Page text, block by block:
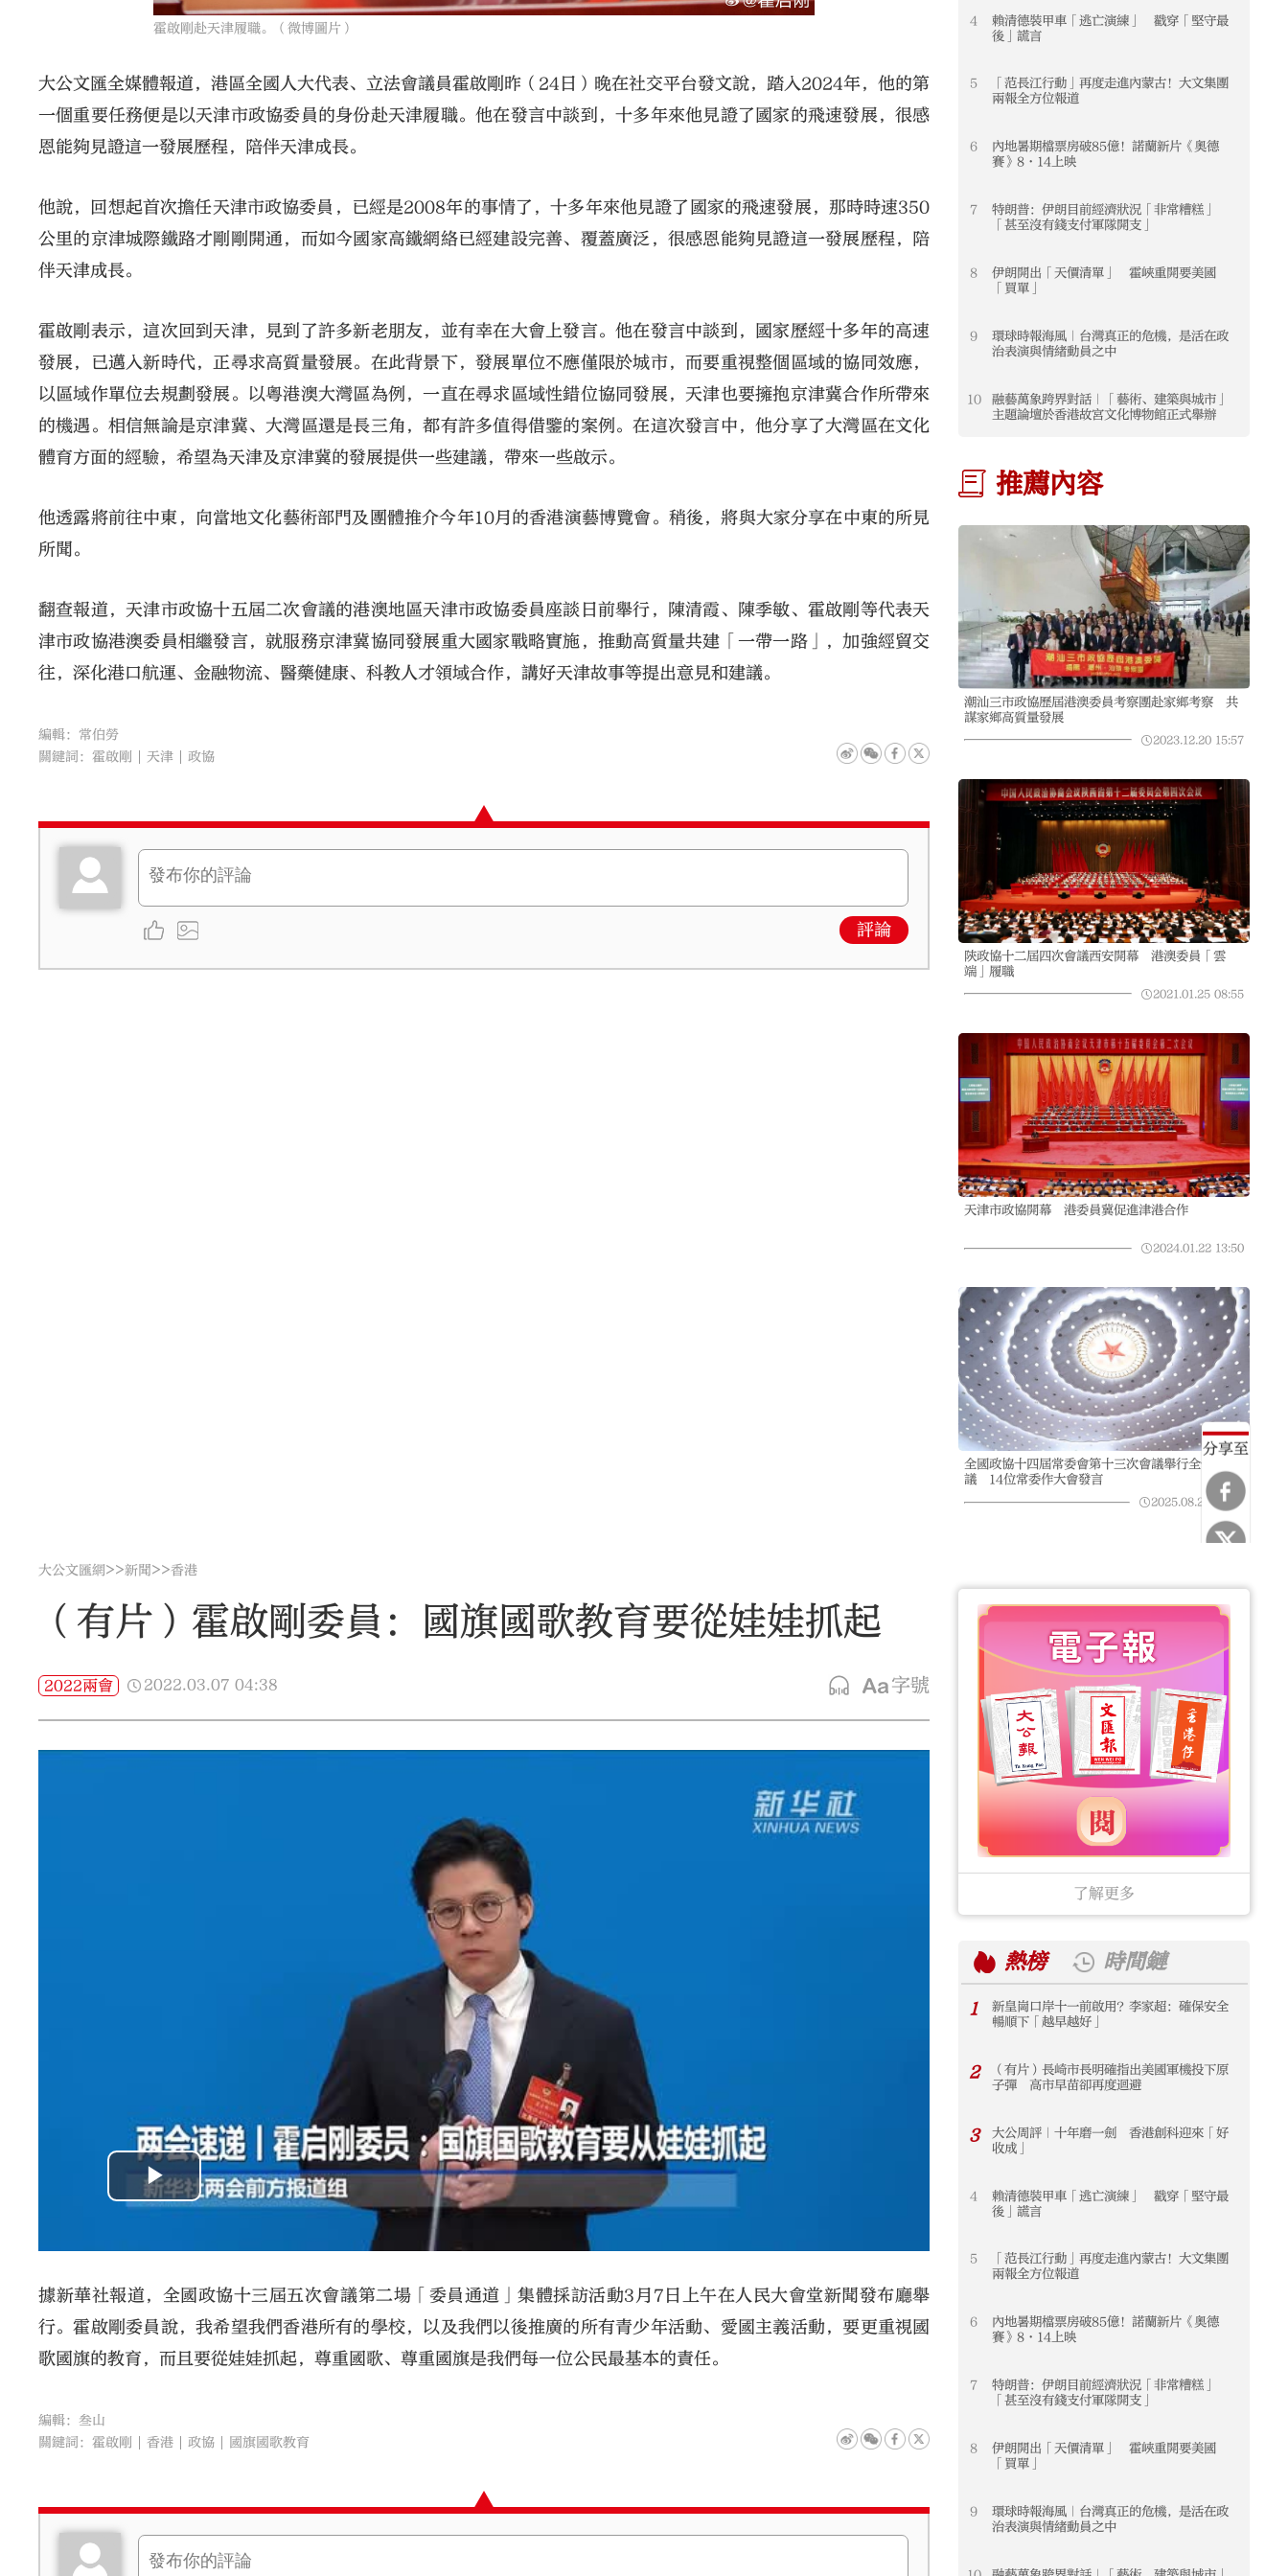
分享至
霍啟剛赴天津履職。（微博圖片）
大公文匯全媒體報道，港區全國人大代表、立法會議員霍啟剛昨（24日）晚在社交平台發文說，踏入2024年，他的第
一個重要任務便是以天津市政協委員的身份赴天津履職。他在發言中談到，十多年來他見證了國家的飛速發展，很感
恩能夠見證這一發展歷程，陪伴天津成長。
他說，回想起首次擔任天津市政協委員，已經是2008年的事情了，十多年來他見證了國家的飛速發展，那時時速350
公里的京津城際鐵路才剛剛開通，而如今國家高鐵網絡已經建設完善、覆蓋廣泛，很感恩能夠見證這一發展歷程，陪
伴天津成長。
霍啟剛表示，這次回到天津，見到了許多新老朋友，並有幸在大會上發言。他在發言中談到，國家歷經十多年的高速
發展，已邁入新時代，正尋求高質量發展。在此背景下，發展單位不應僅限於城市，而要重視整個區域的協同效應，
以區域作單位去規劃發展。以粵港澳大灣區為例，一直在尋求區域性錯位協同發展，天津也要擁抱京津冀合作所帶來
的機遇。相信無論是京津冀、大灣區還是長三角，都有許多值得借鑒的案例。在這次發言中，他分享了大灣區在文化
體育方面的經驗，希望為天津及京津冀的發展提供一些建議，帶來一些啟示。
他透露將前往中東，向當地文化藝術部門及團體推介今年10月的香港演藝博覽會。稍後，將與大家分享在中東的所見
所聞。
翻查報道，天津市政協十五屆二次會議的港澳地區天津市政協委員座談日前舉行，陳清霞、陳季敏、霍啟剛等代表天
津市政協港澳委員相繼發言，就服務京津冀協同發展重大國家戰略實施，推動高質量共建「一帶一路」，加強經貿交
往，深化港口航運、金融物流、醫藥健康、科教人才領域合作，講好天津故事等提出意見和建議。
編輯：常伯勞
關鍵詞： 霍啟剛 天津 政協
評論
4
賴清德裝甲車「逃亡演練」 戳穿「堅守最
後」謊言
5
「范長江行動」再度走進內蒙古！大文集團
兩報全方位報道
6
內地暑期檔票房破85億！諾蘭新片《奧德
賽》8·14上映
7
特朗普：伊朗目前經濟狀況「非常糟糕」
「甚至沒有錢支付軍隊開支」
8
伊朗開出「天價清單」 霍峽重開要美國
「買單」
9
環球時報海風｜台灣真正的危機，是活在政
治表演與情緒動員之中
10
融藝萬象跨界對話｜「藝術、建築與城市」
主題論壇於香港故宮文化博物館正式舉辦
推薦內容
潮汕三市政協歷屆港澳委員考察團赴家鄉考察 共
謀家鄉高質量發展
2023.12.20 15:57
陝政協十二屆四次會議西安開幕 港澳委員「雲
端」履職
2021.01.25 08:55
天津市政協開幕 港委員冀促進津港合作
2024.01.22 13:50
全國政協十四屆常委會第十三次會議舉行全體會
議 14位常委作大會發言
2025.08.26 05:49
大公文匯網>>新聞>>香港
（有片）霍啟剛委員：國旗國歌教育要從娃娃抓起
2022兩會 2022.03.07 04:38 字號
據新華社報道，全國政協十三屆五次會議第二場「委員通道」集體採訪活動3月7日上午在人民大會堂新聞發布廳舉
行。霍啟剛委員說，我希望我們香港所有的學校，以及我們以後推廣的所有青少年活動、愛國主義活動，要更重視國
歌國旗的教育，而且要從娃娃抓起，尊重國歌、尊重國旗是我們每一位公民最基本的責任。
編輯：叁山
關鍵詞： 霍啟剛 香港 政協 國旗國歌教育
了解更多
熱榜 時間鏈
1
新皇崗口岸十一前啟用？李家超：確保安全
暢順下「越早越好」
2
（有片）長崎市長明確指出美國軍機投下原
子彈 高市早苗卻再度迴避
3
大公周評｜十年磨一劍 香港創科迎來「好
收成」
4
賴清德裝甲車「逃亡演練」 戳穿「堅守最
後」謊言
5
「范長江行動」再度走進內蒙古！大文集團
兩報全方位報道
6
內地暑期檔票房破85億！諾蘭新片《奧德
賽》8·14上映
7
特朗普：伊朗目前經濟狀況「非常糟糕」
「甚至沒有錢支付軍隊開支」
8
伊朗開出「天價清單」 霍峽重開要美國
「買單」
9
環球時報海風｜台灣真正的危機，是活在政
治表演與情緒動員之中